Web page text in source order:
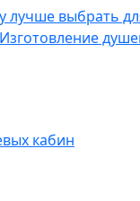
лучше выбрать
кабин